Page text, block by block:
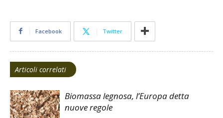
Facebook Twitter
Articoli correlati
Biomassa legnosa, l’Europa detta
nuove regole